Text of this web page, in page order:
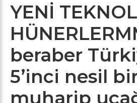
YENİ
beraber
5’inci nesil
muharip